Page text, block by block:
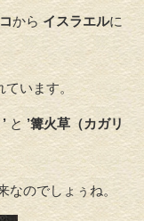
からイスラエルに
ています。
と ’篝火草（カガリ
なのでしょぅね。